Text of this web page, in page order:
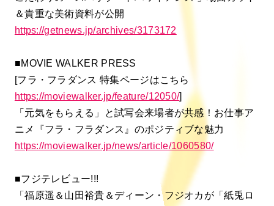
＆貴重な美術資料が公開
https://getnews.jp/archives/3173172
■MOVIE WALKER PRESS
[フラ・フラダンス 特集ページはこちら
https://moviewalker.jp/feature/12050/]
「元気をもらえる」と試写会来場者が共感！お仕事ア
ニメ『フラ・フラダンス』のポジティブな魅力
https://moviewalker.jp/news/article/1060580/
■フジテレビュー!!!
「福原遥＆山田裕貴＆ディーン・フジオカが「紙兎ロ